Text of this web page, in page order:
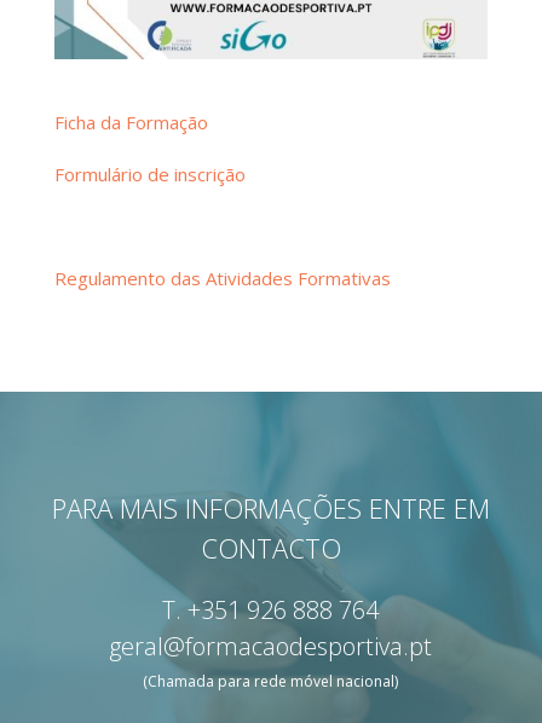
Ficha da Formação
Formulário de inscrição
Regulamento das Atividades Formativas
PARA MAIS INFORMAÇÕES ENTRE EM
CONTACTO
T.+351 926 888 764
geral@formacaodesportiva.pt
(Chamada para rede móvel nacional)